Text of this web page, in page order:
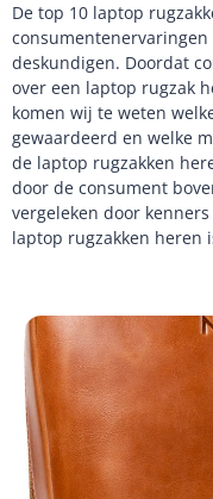
De top 10 laptop
deskundigen. Doordat
over een laptop rugzak
komen wij te weten
gewaardeerd en welke
de laptop rugzakken
door de consument
vergeleken door
laptop rugzakken heren